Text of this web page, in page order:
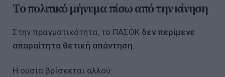
Το πολιτικό μήνυμα πίσω από την κίνηση
Στην πραγματικότητα, το ΠΑΣΟΚ δεν περίμενε
απαραίτητα θετική απάντηση
Η ουσία βρίσκεται αλλού: